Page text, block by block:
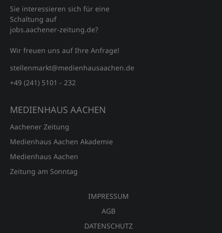
Sie interessieren sich für eine
Schaltung auf
jobs.aachener‑zeitung.de?
Wir freuen uns auf Ihre Anfrage!
stellenmarkt@medienhausaachen.de
+49 (241) 5101 - 232
MEDIENHAUS AACHEN
Aachener Zeitung
Medienhaus Aachen Akademie
Medienhaus Aachen
Zeitung am Sonntag
IMPRESSUM
AGB
DATENSCHUTZ